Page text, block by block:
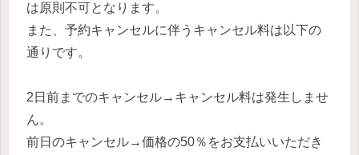
は原則不可となります。
また、予約キャンセルに伴うキャンセル料は以下の
通りです。
2日前までのキャンセル→キャンセル料は発生しませ
ん。
前日のキャンセル→価格の50％をお支払いいただき